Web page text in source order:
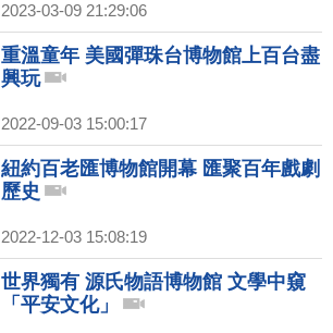
2023-03-09 21:29:06
重溫童年 美國彈珠台博物館上百台盡
興玩
2022-09-03 15:00:17
紐約百老匯博物館開幕 匯聚百年戲劇
歷史
2022-12-03 15:08:19
世界獨有 源氏物語博物館 文學中窺
「平安文化」